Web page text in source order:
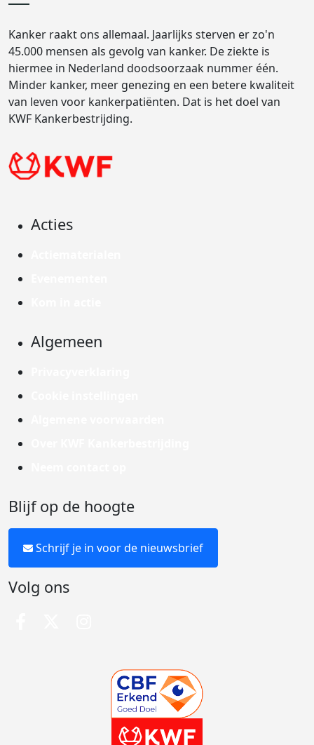
Kanker raakt ons allemaal. Jaarlijks sterven er zo'n
45.000 mensen als gevolg van kanker. De ziekte is
hiermee in Nederland doodsoorzaak nummer één.
Minder kanker, meer genezing en een betere kwaliteit
van leven voor kankerpatiënten. Dat is het doel van
KWF Kankerbestrijding.
Acties
Algemeen
Blijf op de hoogte
Schrijf je in voor de nieuwsbrief
Volg ons